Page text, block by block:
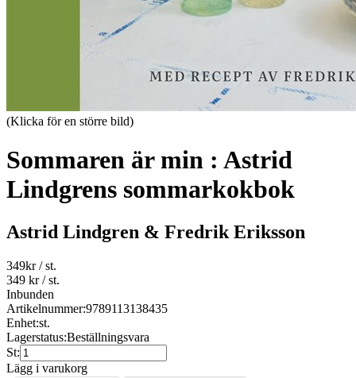
(Klicka för en större bild)
Sommaren är min : Astrid
Lindgrens sommarkokbok
Astrid Lindgren & Fredrik Eriksson
349kr/ st.
349 kr/ st.
Inbunden
Artikelnummer:9789113138435
Enhet:st.
Lagerstatus:Beställningsvara
St:
Lägg i varukorg